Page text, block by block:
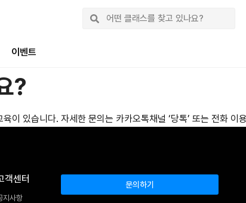
이벤트
?
이 있습니다. 자세한 문의는 카카오톡채널 ‘당톡’ 또는 전화 이
객센터
지사항
문의하기